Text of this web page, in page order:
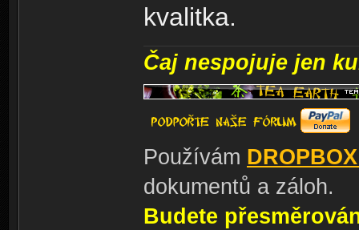
kvalitka.
Čaj nespojuje jen
Používám
dokumentů a záloh.
Budete